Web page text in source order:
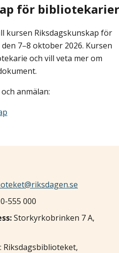
för bibliotekarier
kursen Riksdagskunskap för
7–8 oktober 2026. Kursen
och vill veta mer om
anmälan:
555 000
Storkyrkobrinken 7 A,
: Riksdagsbiblioteket,